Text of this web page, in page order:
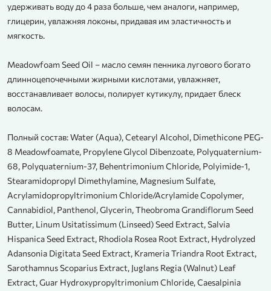
удерживать воду до 4 раза больше, чем аналоги, например,
глицерин, увлажняя локоны, придавая им эластичность и
мягкость.
Meadowfoam Seed Oil – масло семян пенника лугового богато
длинноцепочечными жирными кислотами, увлажняет,
восстанавливает волосы, полирует кутикулу, придает блеск
волосам.
Полный состав: Water (Aqua), Cetearyl Alcohol, Dimethicone PEG-
8 Meadowfoamate, Propylene Glycol Dibenzoate, Polyquaternium-
68, Polyquaternium-37, Behentrimonium Chloride, Polyimide-1,
Stearamidopropyl Dimethylamine, Magnesium Sulfate,
Acrylamidopropyltrimonium Chloride/Acrylamide Copolymer,
Cannabidiol, Panthenol, Glycerin, Theobroma Grandiflorum Seed
Butter, Linum Usitatissimum (Linseed) Seed Extract, Salvia
Hispanica Seed Extract, Rhodiola Rosea Root Extract, Hydrolyzed
Adansonia Digitata Seed Extract, Krameria Triandra Root Extract,
Sarothamnus Scoparius Extract, Juglans Regia (Walnut) Leaf
Extract, Guar Hydroxypropyltrimonium Chloride, Caesalpinia